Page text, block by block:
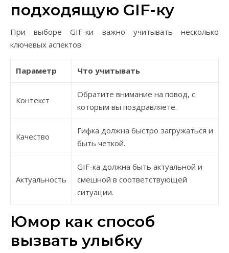
подходящую GIF-ку
При выборе GIF-ки важно учитывать несколько
ключевых аспектов:
Параметр Что учитывать
Контекст
Обратите внимание на повод, с
которым вы поздравляете.
Качество
Гифка должна быстро загружаться и
быть четкой.
Актуальность
GIF-ка должна быть актуальной и
смешной в соответствующей
ситуации.
Юмор как способ
вызвать улыбку